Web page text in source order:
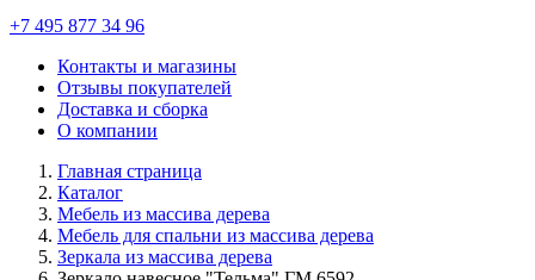
+7 495 877 34 96
Контакты и магазины
Отзывы покупателей
Доставка и сборка
О компании
Главная страница
Каталог
Мебель из массива дерева
Мебель для спальни из массива дерева
Зеркала из массива дерева